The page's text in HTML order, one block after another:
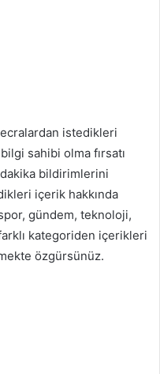
istedikleri
sahibi olma fırsatı
bildirimlerini
içerik hakkında
gündem, teknoloji,
kategoriden içerikleri
özgürsünüz.